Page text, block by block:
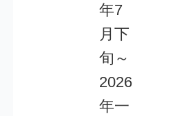
年7
月下
旬～
2026
年一